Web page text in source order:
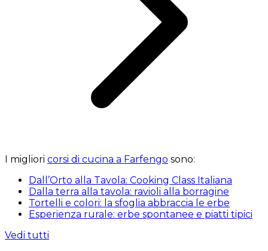
I migliori corsi di cucina a Farfengo sono:
Dall’Orto alla Tavola: Cooking Class Italiana
Dalla terra alla tavola: ravioli alla borragine
Tortelli e colori: la sfoglia abbraccia le erbe
Esperienza rurale: erbe spontanee e piatti tipici
Vedi tutti